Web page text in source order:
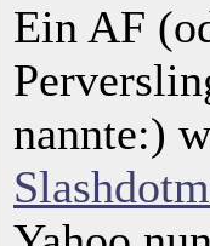
Ein AF
nannte:)